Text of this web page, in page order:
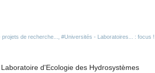
de recherche... #Universités - Laboratoires... : focus !
Laboratoire d'Ecologie des Hydrosystèmes